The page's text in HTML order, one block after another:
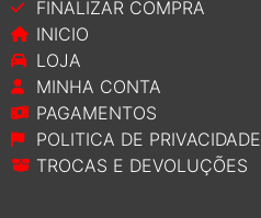
FINALIZAR COMPRA
INICIO
LOJA
MINHA CONTA
PAGAMENTOS
POLITICA DE PRIVACIDADE
TROCAS E DEVOLUÇÕES